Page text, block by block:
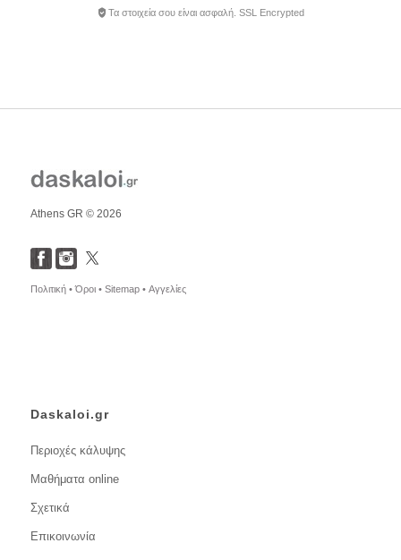
Τα στοιχεία σου είναι ασφαλή. SSL Encrypted
Athens GR © 2026
Πολιτική •Όροι • Sitemap • Αγγελίες
Daskaloi.gr
Περιοχές κάλυψης
Μαθήματα online
Σχετικά
Επικοινωνία